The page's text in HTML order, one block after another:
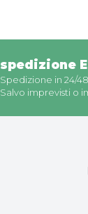
spedizione
Spedizione in 24/
Salvo imprevisti o